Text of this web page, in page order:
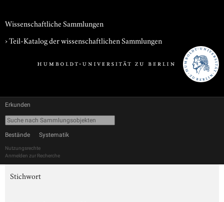
Wissenschaftliche Sammlungen
› Teil-Katalog der wissenschaftlichen Sammlungen
Erkunden
Bestände Systematik
Nutzungsrechte
Anmelden zur Recherche
Stichwort